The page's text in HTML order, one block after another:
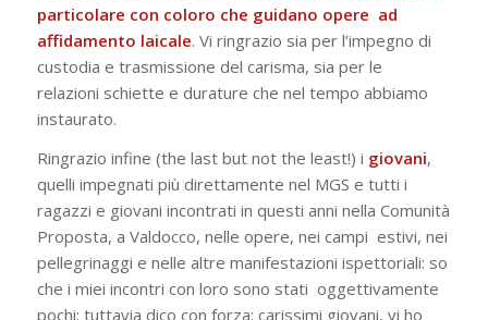
particolare con coloro che guidano opere ad
affidamento laicale. Vi ringrazio sia per l’impegno di
custodia e trasmissione del carisma, sia per le
relazioni schiette e durature che nel tempo abbiamo
instaurato.
Ringrazio infine (the last but not the least!) i giovani,
quelli impegnati più direttamente nel MGS e tutti i
ragazzi e giovani incontrati in questi anni nella Comunità
Proposta, a Valdocco, nelle opere, nei campi estivi, nei
pellegrinaggi e nelle altre manifestazioni ispettoriali: so
che i miei incontri con loro sono stati oggettivamente
pochi; tuttavia dico con forza: carissimi giovani, vi ho